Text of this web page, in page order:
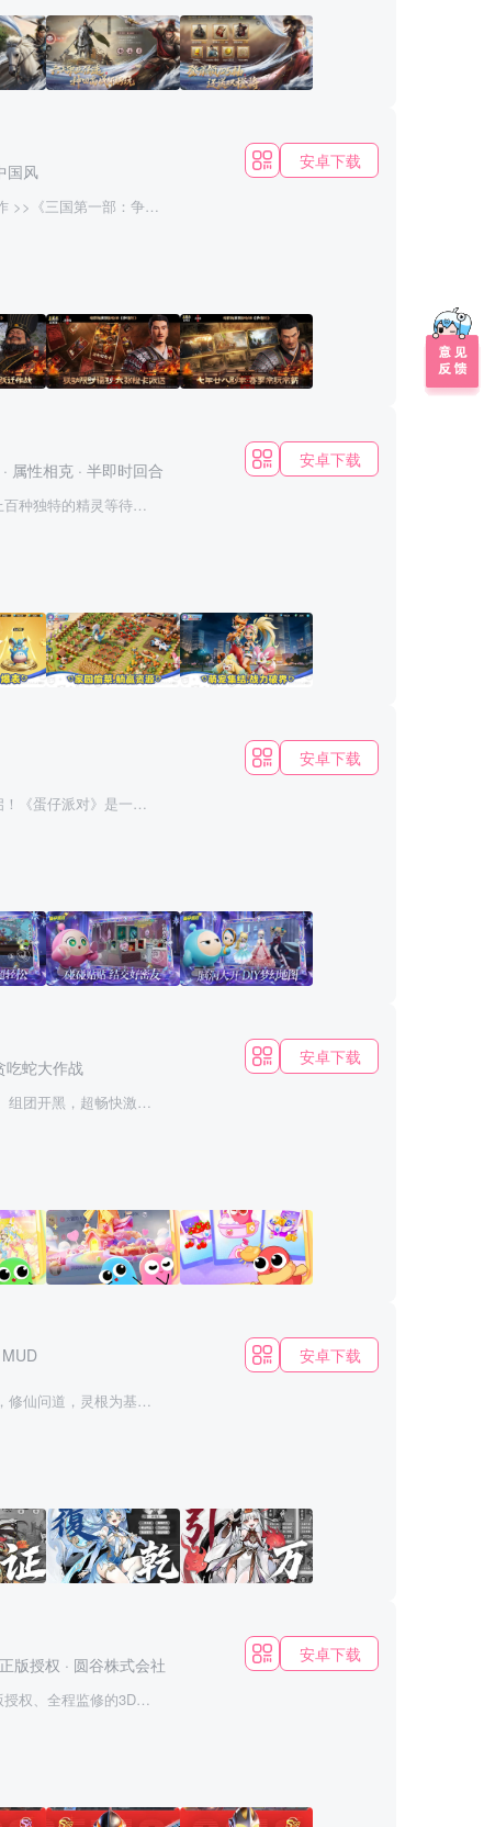
弱胜强等等，你可以
再是枯燥的调兵遣
生态基础上，做到不卖
有的SLG沙盘乐趣和激
键，不同的职业技能
箭塔拒马投石车徐图
可以陷阱诡计防守反
精彩的职业策略组
里你甚至还可以还原
千变万化只在你的谋
绝上班打卡式的考勤
号代练，告别焦虑内
点，从攻占到建设再
进，以此徐图天下。
力求渲染三国历史的真
国时代。
国风
安卓下载
>>《三国第一部：争洛
、董卓、及自定义橙
可如诸葛亮运筹帷
克敌制胜；亦能仿效
局。 这里没有VIP特
步发展、每一场战
年前汉末乱世，以无
一年深度联动，携手
董卓阵营到联动道具装
回归，加入“复道”沙
歼敌；还可以转变为单
绍二选一，更有电影联
任务，在三国乱世如
行水军作战的，学周
埋伏奇兵，居高临下
壮阔的史诗战役。
· 属性相克 · 半即时回合
安卓下载
种独特的精灵等待着
，每只精灵都拥有独
的属性克制机制和丰富
容，运用策略智慧，
备，完成成长任务领取
与全服活动，还能赢
安卓下载
《蛋仔派对》是一款
热闹非凡的闯关派对。
吃蛇大作战
安卓下载
组团开黑，超畅快激情
点。 3.长按加速键，
。 4.无尽模式or限时
地位，小蛇们更灵活，
说贪吃蛇大作战只靠
这个游戏
样，根本停不下来，
MUD 安卓下载
，悠悠众神，于他们
许在宗门大比中跑得
拙的坚持，也给予无限
；剑、乐、幡、
？是唯心问剑，还是
神通与魂石的碰撞叠
天改命，从来不是古
生机。 奇遇抉
身保命？是在太虚神
因果？是遣散废柴弟
正版授权 · 圆谷株式会社
安卓下载
权、全程监修的3D即
高人气奥特曼与经典
金属光泽与能量核心